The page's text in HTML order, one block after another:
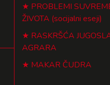
PROBLEMI
ŽIVOTA (socijalni eseji)
RASKRŠĆA
AGRARA
MAKAR ČUDRA